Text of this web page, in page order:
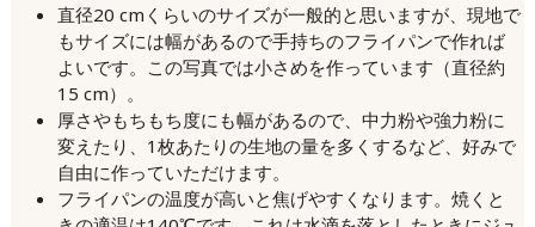
直径20 cmくらいのサイズが一般的と思いますが、現地で
もサイズには幅があるので手持ちのフライパンで作れば
よいです。この写真では小さめを作っています（直径約
15 cm）。
厚さやもちもち度にも幅があるので、中力粉や強力粉に
変えたり、1枚あたりの生地の量を多くするなど、好みで
自由に作っていただけます。
フライパンの温度が高いと焦げやすくなります。焼くと